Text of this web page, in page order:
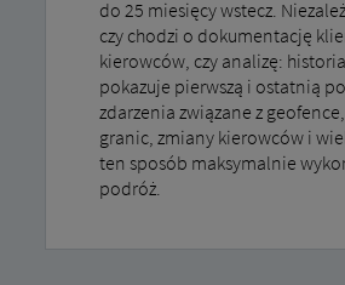
do 25 miesięcy wstecz.
czy chodzi o dokumentację
kierowców, czy analizę:
pokazuje pierwszą i ostatnią
zdarzenia związane z
granic, zmiany kierowców i
ten sposób maksymalnie
podróż.